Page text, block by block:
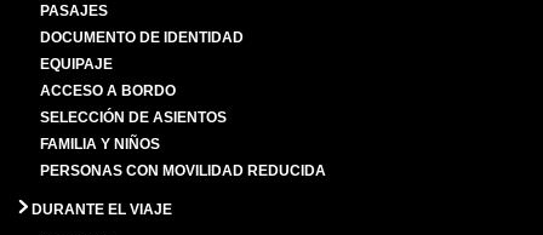
PASAJES
DOCUMENTO DE IDENTIDAD
EQUIPAJE
ACCESO A BORDO
SELECCIÓN DE ASIENTOS
FAMILIA Y NIÑOS
PERSONAS CON MOVILIDAD REDUCIDA
DURANTE EL VIAJE